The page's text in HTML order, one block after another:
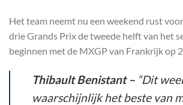
Het team neemt nu een weekend rust
drie Grands Prix de tweede helft van het
beginnen met de MXGP van Frankrijk op
Thibault Benistant – “Dit
waarschijnlijk het beste van